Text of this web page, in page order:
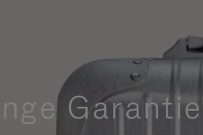
Garantie